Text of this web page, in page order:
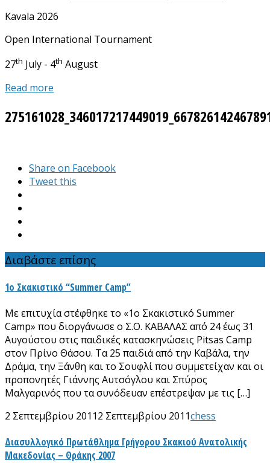
Kavala 2026
Open International Tournament
27th July - 4th August
Read more
Share on Facebook
Tweet this
Διαβάστε επίσης
1ο Σκακιστικό “Summer Camp”
Με επιτυχία στέφθηκε το «1ο Σκακιστικό Summer
Camp» που διοργάνωσε ο Σ.Ο. ΚΑΒΑΛΑΣ από 24 έως 31
Αυγούστου στις παιδικές κατασκηνώσεις Pitsas Camp
στον Πρίνο Θάσου. Τα 25 παιδιά από την Καβάλα, την
Δράμα, την Ξάνθη και το Σουφλί που συμμετείχαν και οι
προπονητές Γιάννης Αυτσόγλου και Σπύρος
Μαλγαρινός που τα συνόδευαν επέστρεψαν με τις […]
2 Σεπτεμβρίου 20112 Σεπτεμβρίου 2011chess
Διασυλλογικό Πρωτάθλημα Γρήγορου Σκακιού Ανατολικής
Μακεδονίας – Θράκης 2007